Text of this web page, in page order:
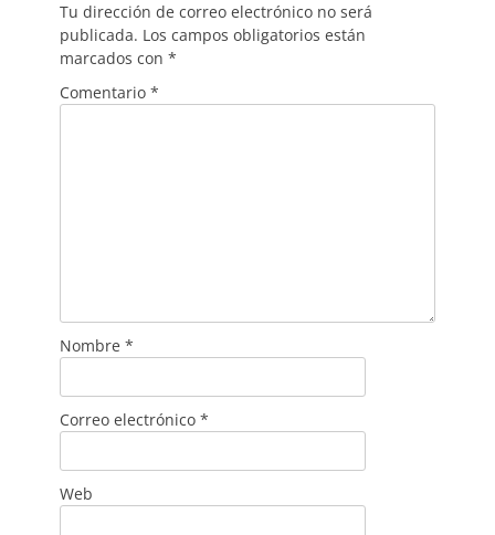
Tu dirección de correo electrónico no será
publicada. Los campos obligatorios están
marcados con *
Comentario *
Nombre *
Correo electrónico *
Web